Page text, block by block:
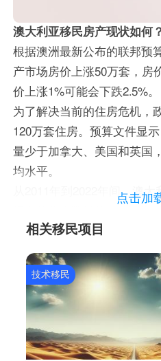
澳大利亚移民房产现状如何？
根据澳洲最新公布的联邦预
产市场房价上涨50万套，房
价上涨1%可能会下跌2.5%。
为了解决当前的住房危机，
120万套住房。预算文件显
量少于加拿大、美国和英国
均水平。
从2011年到2022年间，澳大
口和住房的比例增加了，澳
家的步伐。与2011年的92%
量仅为经合组织国家平均水
根据另一项数据显示，近年
的比例大幅上升。2020年
还抵押贷款，但三年后，这
平均水平为35.7%，远高于
点击加
相关移民项目
技术移民